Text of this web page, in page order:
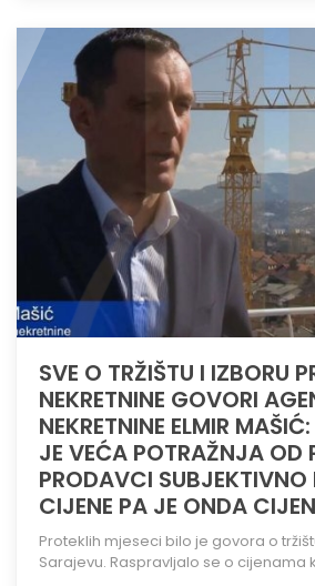
SVE O TRŽIŠTU I IZBORU
NEKRETNINE GOVORI
NEKRETNINE ELMIR
JE VEĆA POTRAŽNJA OD
PRODAVCI SUBJEKTIVNO
CIJENE PA JE ONDA
Proteklih mjeseci bilo je govora o
Sarajevu. Raspravljalo se o cijenama